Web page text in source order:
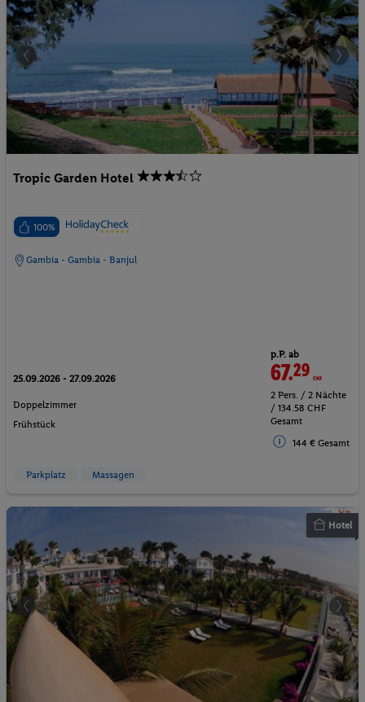
Tropic Garden Hotel
100%
Gambia - Gambia - Banjul
25.09.2026 - 27.09.2026
Doppelzimmer
Frühstück
p.P. ab
67.29CHF
2 Pers. / 2 Nächte
/ 134.58 CHF
Gesamt
144 € Gesamt
Parkplatz Massagen
Hotel